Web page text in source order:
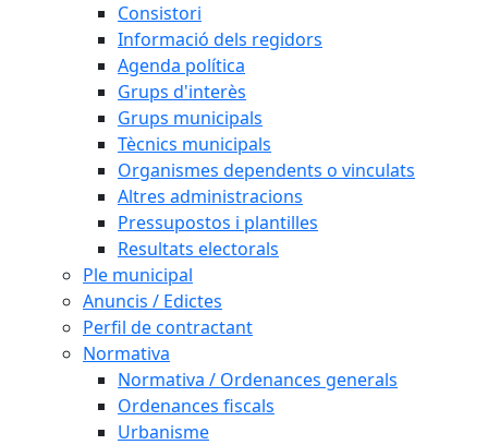
Consistori
Informació dels regidors
Agenda política
Grups d'interès
Grups municipals
Tècnics municipals
Organismes dependents o vinculats
Altres administracions
Pressupostos i plantilles
Resultats electorals
Ple municipal
Anuncis / Edictes
Perfil de contractant
Normativa
Normativa / Ordenances generals
Ordenances fiscals
Urbanisme